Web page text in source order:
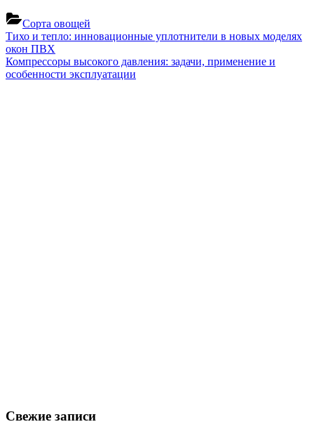
Сорта овощей
Навигация
по
записям
Previous
Post:
Тихо и тепло: инновационные уплотнители в новых моделях
окон ПВХ
Next
Post:
Компрессоры высокого давления: задачи, применение и
особенности эксплуатации
Свежие записи